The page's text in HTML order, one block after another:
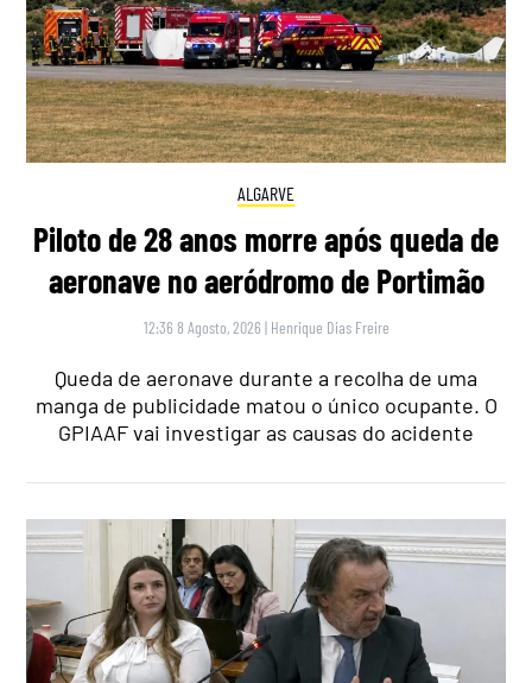
ALGARVE
Piloto de 28 anos morre após queda de
aeronave no aeródromo de Portimão
12:36 8 Agosto, 2026 | Henrique Dias Freire
Queda de aeronave durante a recolha de uma
manga de publicidade matou o único ocupante. O
GPIAAF vai investigar as causas do acidente